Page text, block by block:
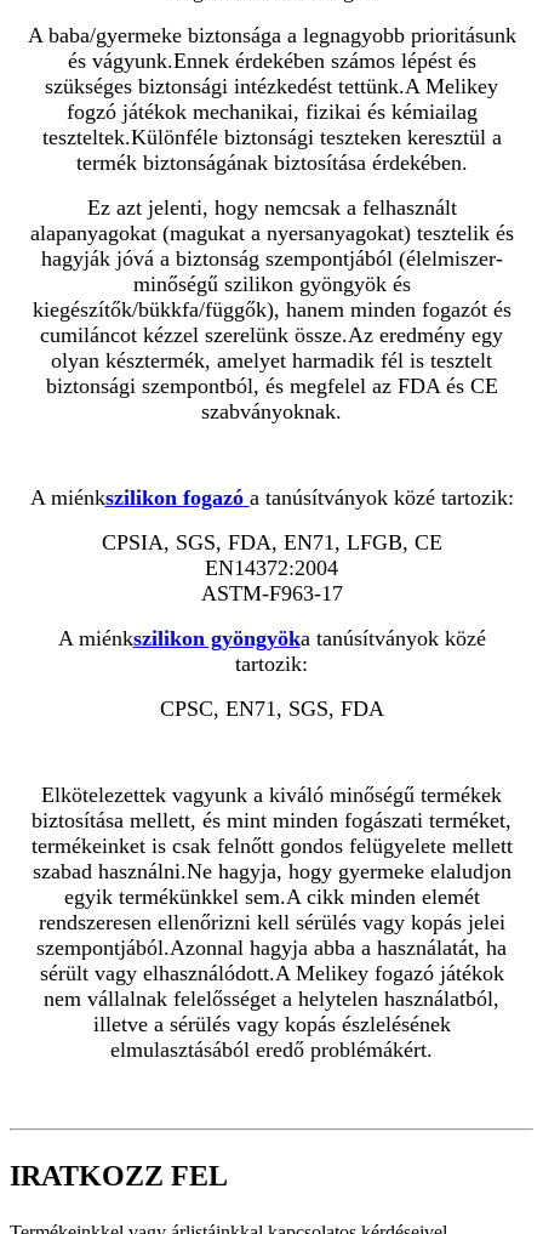
A baba/gyermeke biztonsága a legnagyobb prioritásunk
és vágyunk.Ennek érdekében számos lépést és
szükséges biztonsági intézkedést tettünk.A Melikey
fogzó játékok mechanikai, fizikai és kémiailag
teszteltek.Különféle biztonsági teszteken keresztül a
termék biztonságának biztosítása érdekében.
Ez azt jelenti, hogy nemcsak a felhasznált
alapanyagokat (magukat a nyersanyagokat) tesztelik és
hagyják jóvá a biztonság szempontjából (élelmiszer-
minőségű szilikon gyöngyök és
kiegészítők/bükkfa/függők), hanem minden fogazót és
cumiláncot kézzel szerelünk össze.Az eredmény egy
olyan késztermék, amelyet harmadik fél is tesztelt
biztonsági szempontból, és megfelel az FDA és CE
szabványoknak.
A miénkszilikon fogazó a tanúsítványok közé tartozik:
CPSIA, SGS, FDA, EN71, LFGB, CE
EN14372:2004
ASTM-F963-17
A miénkszilikon gyöngyöka tanúsítványok közé
tartozik:
CPSC, EN71, SGS, FDA
Elkötelezettek vagyunk a kiváló minőségű termékek
biztosítása mellett, és mint minden fogászati ​​terméket,
termékeinket is csak felnőtt gondos felügyelete mellett
szabad használni.Ne hagyja, hogy gyermeke elaludjon
egyik termékünkkel sem.A cikk minden elemét
rendszeresen ellenőrizni kell sérülés vagy kopás jelei
szempontjából.Azonnal hagyja abba a használatát, ha
sérült vagy elhasználódott.A Melikey fogazó játékok
nem vállalnak felelősséget a helytelen használatból,
illetve a sérülés vagy kopás észlelésének
elmulasztásából eredő problémákért.
IRATKOZZ FEL